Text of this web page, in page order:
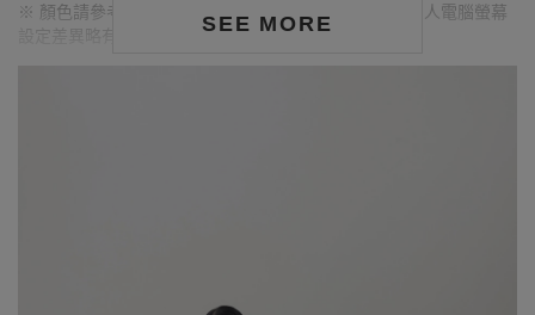
SEE MORE
※ 顏色請參考單品圖片較為接近，但因圖檔顏色會因個人電腦螢幕
設定差異略有不同，請以實際商品顏色為準。